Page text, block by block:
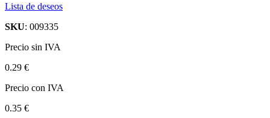
Lista de deseos
SKU: 009335
Precio sin IVA
0.29 €
Precio con IVA
0.35 €